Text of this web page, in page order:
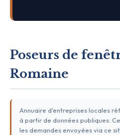
Poseurs de
Romaine
Annuaire d'entreprises locales
à partir de données publiques.
les demandes envoyées via ce